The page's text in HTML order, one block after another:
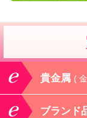
貴金属 (
ブランド